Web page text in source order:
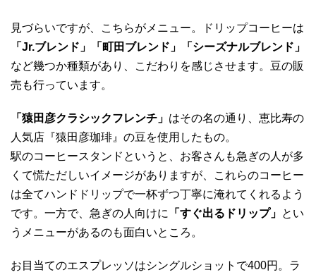
見づらいですが、こちらがメニュー。ドリップコーヒーは
「Jr.ブレンド」「町田ブレンド」「シーズナルブレンド」
など幾つか種類があり、こだわりを感じさせます。豆の販
売も行っています。
「猿田彦クラシックフレンチ」 はその名の通り、恵比寿の
人気店『猿田彦珈琲』の豆を使用したもの。
駅のコーヒースタンドというと、お客さんも急ぎの人が多
くて慌ただしいイメージがありますが、これらのコーヒー
は全てハンドドリップで一杯ずつ丁寧に淹れてくれるよう
です。一方で、急ぎの人向けに
「すぐ出るドリップ」 とい
うメニューがあるのも面白いところ。
お目当てのエスプレッソはシングルショットで400円。ラ